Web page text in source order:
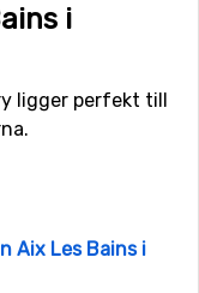
i
ligger perfekt till
Aix Les Bains i